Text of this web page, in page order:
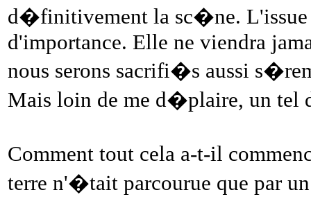
d�finitivement la sc�ne. L'issue
d'importance. Elle ne viendra
nous serons sacrifi�s aussi
Mais loin de me d�plaire, un tel
Comment tout cela a-t-il
terre n'�tait parcourue que par